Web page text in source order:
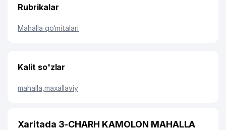
Rubrikalar
Mahalla qo‘mitalari
Kalit so'zlar
mahalla maxallaviy
Xaritada 3-CHARH KAMOLON MAHALLA